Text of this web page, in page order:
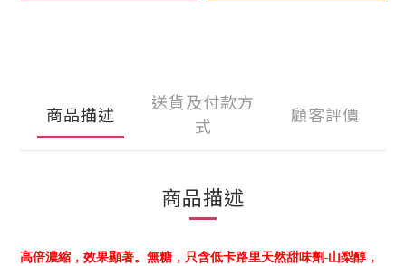
商品描述
送貨及付款方
式
顧客評價
商品描述
高倍濃縮，效果顯著。 無糖，只含低卡路里天然甜味劑-山梨醇，